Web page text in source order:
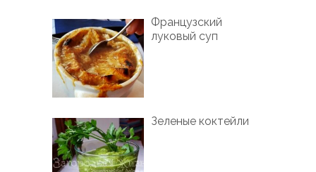
Французский
луковый суп
Зеленые коктейли